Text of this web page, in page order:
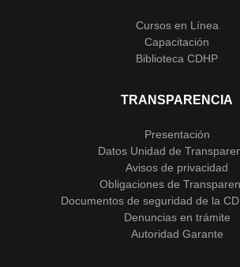
Cursos en Línea
Capacitación
Biblioteca CDHP
TRANSPARENCIA
Presentación
Datos Unidad de
Avisos de privacidad
Obligaciones de
Documentos de seguridad de la
Denuncias en trámite
Autoridad Garante